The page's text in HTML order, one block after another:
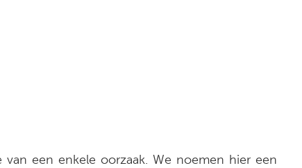
een enkele oorzaak. We noemen hier een